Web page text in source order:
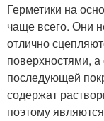
Герметики на
чаще всего. Они
отлично
поверхностями,
последующей
содержат
поэтому